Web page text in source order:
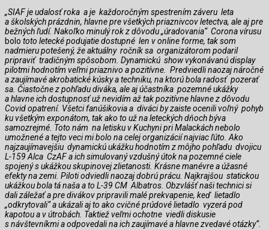
„SIAF je udalosť roka a je každoročným spestrením záveru leta
a školských prázdnin, hlavne pre všetkých priaznivcov letectva, ale aj pre
bežných ľudí. Nakoľko minulý rok z dôvodu „úradovania“ Corona vírusu
bolo toto letecké podujatie dostupné len v online forme, tak som
nadmieru potešený, že aktuálny ročník sa organizátorom podaril
pripraviť tradičným spôsobom. Dynamickú show vykonávanú display
pilotmi hodnotím veľmi priaznivo a pozitívne. Predviedli naozaj náročné
a zaujímavé akrobatické kúsky a techniku, na ktorú bola radosť pozerať
sa. Čiastočne z pohľadu diváka, ale aj účastníka pozemné ukážky
a hlavne ich dostupnosť už nevidím až tak pozitívne hlavne z dôvodu
Covid opatrení. Všetci fanúšikovia a diváci by zaiste ocenili voľný pohyb
ku všetkým exponátom, tak ako to už na leteckých dňoch býva
samozrejmé. Toto nám na letisku v Kuchyni pri Malackách nebolo
umožnené a tejto veci mi bolo na celej organizácií najviac ľúto. Ako
najzaujímavejšiu dynamickú ukážku hodnotím z môjho pohľadu dvojicu
L-159 Alca CzAF a ich simulovaný vzdušný útok na pozemné ciele
spojený s ukážkou skupinovej zlietanosti. Krásne manévre a úžasné
efekty na zemi. Piloti odviedli naozaj dobrú prácu. Najkrajšou statickou
ukážkou bola tá naša a to L-39 CM Albatros. Obzvlášť naši technici si
dali záležať a pre divákov pripravili malé prekvapenie, keď lietadlo
„odkrytovali“ a ukázali aj to ako cvičné prúdové lietadlo vyzerá pod
kapotou a v útrobách. Taktiež veľmi ochotne viedli diskusie
s návštevníkmi a odpovedali na ich zaujímavé a hlavne zvedavé otázky“.